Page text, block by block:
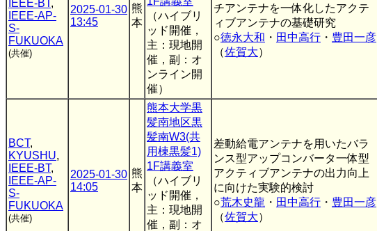
IEEE-BT,
IEEE-AP-
S-
FUKUOKA
(共催)
2025-01-30
13:45
熊
本
（ハイブリ
ッド開催，
主：現地開
催，副：オ
ンライン開
催）
チアンテナを一体化したアクテ
ィブアンテナの基礎研究
○徳永大和 ・ 田中高行 ・ 豊田一彦
（佐賀大）
BCT,
KYUSHU,
IEEE-BT,
IEEE-AP-
S-
FUKUOKA
(共催)
2025-01-30
14:05
熊
本
熊本大学黒
髪南地区黒
髪南W3(共
用棟黒髪1)
1F講義室
（ハイブリ
ッド開催，
主：現地開
催，副：オ
差動給電アンテナを用いたバラ
ンス型アップコンバータ一体型
アクティブアンテナの出力向上
に向けた実験的検討
○荒木史龍 ・ 田中高行 ・ 豊田一彦
（佐賀大）